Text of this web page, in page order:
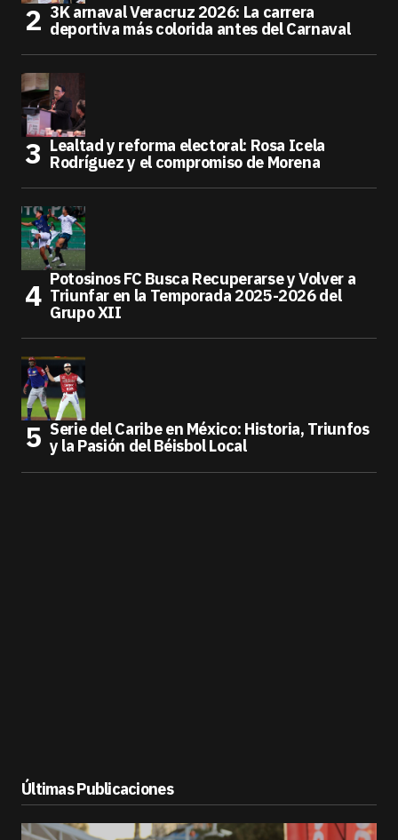
3K arnaval Veracruz 2026: La carrera
deportiva más colorida antes del Carnaval
Lealtad y reforma electoral: Rosa Icela
Rodríguez y el compromiso de Morena
Potosinos FC Busca Recuperarse y Volver a
Triunfar en la Temporada 2025-2026 del
Grupo XII
Serie del Caribe en México: Historia, Triunfos
y la Pasión del Béisbol Local
Últimas Publicaciones